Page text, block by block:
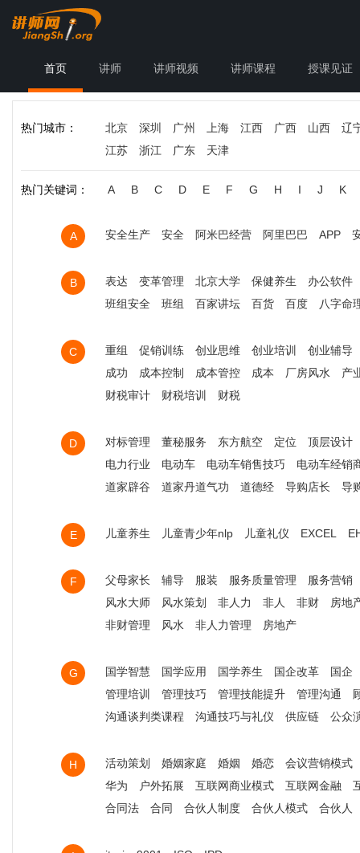
首页 讲师 讲师视频 讲师课程 授课见证
热门城市： 北京 深圳 广州 上海 江西 广西 山西
辽
江苏
浙江 广东 天津
热门关键词： A B C D E F G H I J K
A 安全生产 安全 阿米巴经营 阿里巴巴 APP
B 表达 变革管理 北京大学 保健养生
办公软件
班组安全
班组 百家讲坛 百货 百度 八字命
C 重组 促销训练 创业思维 创业培训
创业辅导
成功
成本控制 成本管控 成本 厂房风水
产
财税审计
财税培训 财税
D 对标管理 董秘服务 东方航空 定位
顶层设计
电力行业
电动车 电动车销售技巧
电动车经销
道家辟谷
道家丹道气功 道德经 导购店长 导
E 儿童养生 儿童青少年nlp 儿童礼仪 EXCEL
F 父母家长 辅导 服装 服务质量管理
服务营销
风水大师
风水策划 非人力 非人 非财
房地
非财管理
风水 非人力管理 房地产
G 国学智慧 国学应用 国学养生 国企改革
国企
管理培训
管理技巧 管理技能提升 管理沟通
沟通谈判类课程
沟通技巧与礼仪 供应链 公众
H 活动策划 婚姻家庭 婚姻 婚恋
会议营销模式
华为
户外拓展 互联网商业模式 互联网金融
合同法
合同 合伙人制度 合伙人模式 合伙人